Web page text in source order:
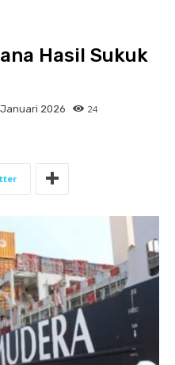
Hasil Sukuk
2026 24